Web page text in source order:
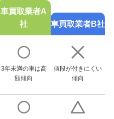
車買取業者A
社
車買取業者B社
3年未満の車は高
額傾向
値段が付きにくい
傾向